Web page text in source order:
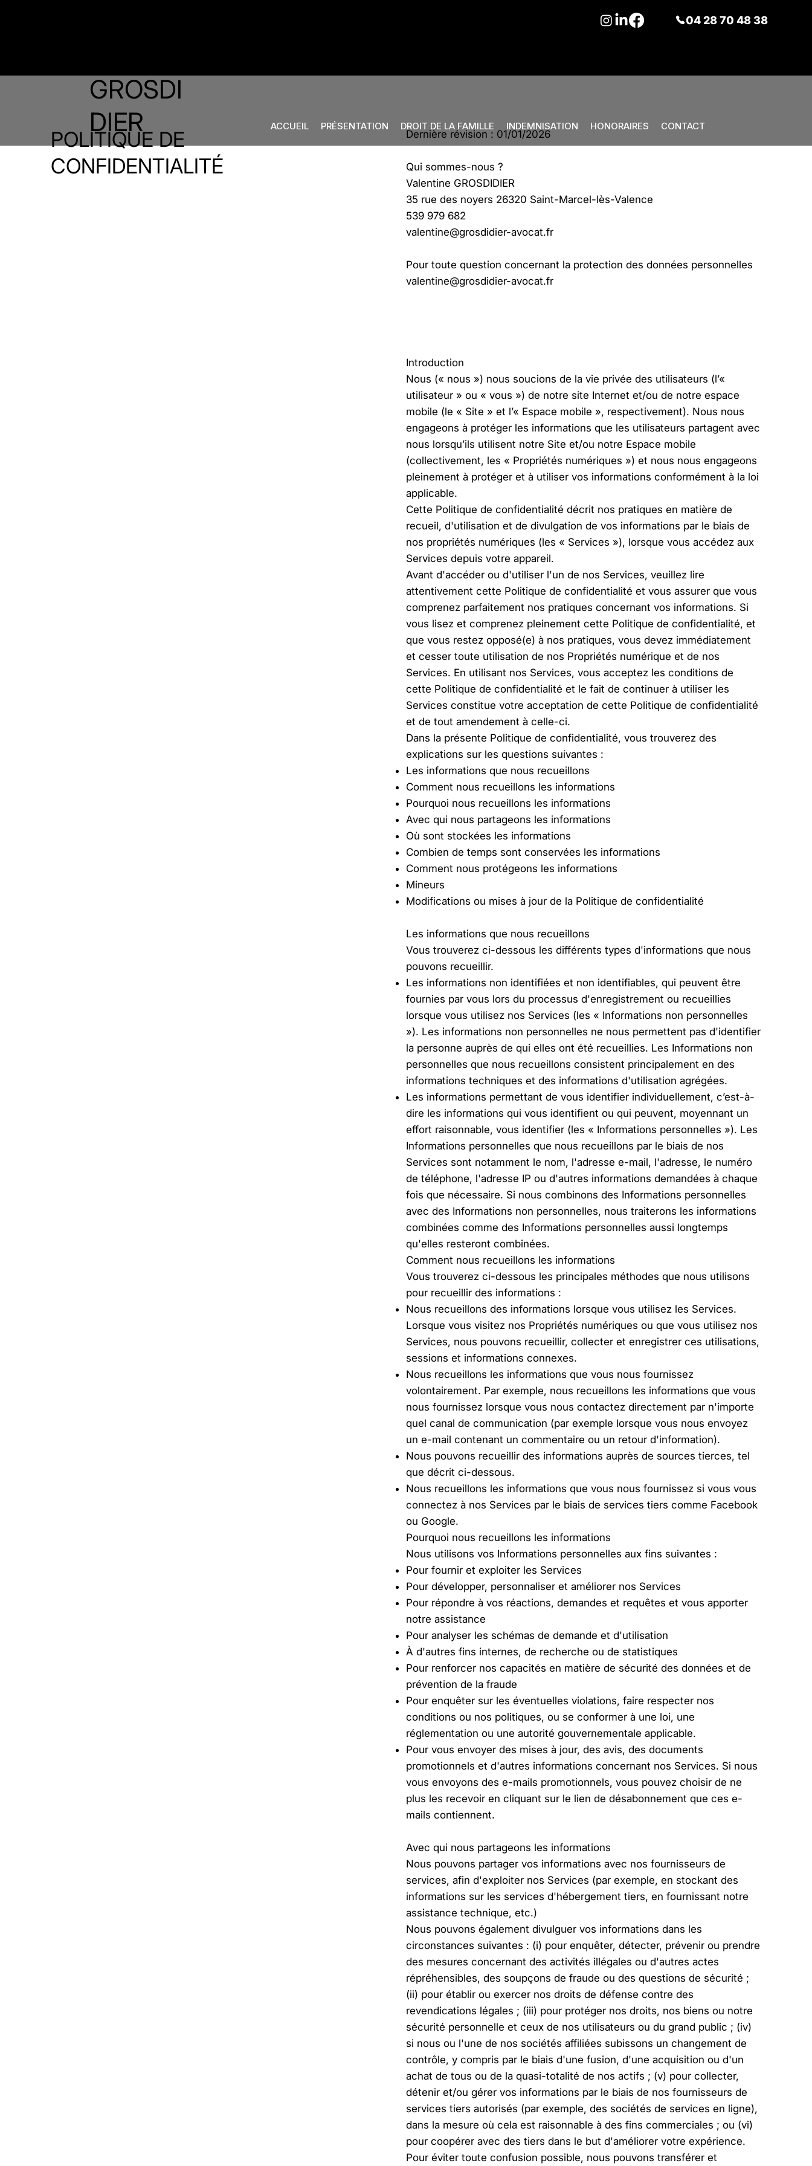
GROSDI
DIER
ACCUEIL PRÉSENTATION DROIT DE LA FAMILLE INDEMNISATION HONORAIRES CONTACT
04 28 70 48 38
POLITIQUE DE
CONFIDENTIALITÉ
Dernière révision : 01/01/2026
Qui sommes-nous ?
Valentine GROSDIDIER
35 rue des noyers 26320 Saint-Marcel-lès-Valence
539 979 682
valentine@grosdidier-avocat.fr
​Pour toute question concernant la protection des données personnelles
valentine@grosdidier-avocat.fr
Introduction
Nous (« nous ») nous soucions de la vie privée des utilisateurs (l’«
utilisateur » ou « vous ») de notre site Internet et/ou de notre espace
mobile (le « Site » et l’« Espace mobile », respectivement). Nous nous
engageons à protéger les informations que les utilisateurs partagent avec
nous lorsqu’ils utilisent notre Site et/ou notre Espace mobile
(collectivement, les « Propriétés numériques ») et nous nous engageons
pleinement à protéger et à utiliser vos informations conformément à la loi
applicable.
Cette Politique de confidentialité décrit nos pratiques en matière de
recueil, d'utilisation et de divulgation de vos informations par le biais de
nos propriétés numériques (les « Services »), lorsque vous accédez aux
Services depuis votre appareil.
Avant d'accéder ou d'utiliser l'un de nos Services, veuillez lire
attentivement cette Politique de confidentialité et vous assurer que vous
comprenez parfaitement nos pratiques concernant vos informations. Si
vous lisez et comprenez pleinement cette Politique de confidentialité, et
que vous restez opposé(e) à nos pratiques, vous devez immédiatement
et cesser toute utilisation de nos Propriétés numérique et de nos
Services. En utilisant nos Services, vous acceptez les conditions de
cette Politique de confidentialité et le fait de continuer à utiliser les
Services constitue votre acceptation de cette Politique de confidentialité
et de tout amendement à celle-ci.
Dans la présente Politique de confidentialité, vous trouverez des
explications sur les questions suivantes :
Les informations que nous recueillons
Comment nous recueillons les informations
Pourquoi nous recueillons les informations
Avec qui nous partageons les informations
Où sont stockées les informations
Combien de temps sont conservées les informations
Comment nous protégeons les informations
Mineurs
Modifications ou mises à jour de la Politique de confidentialité
Les informations que nous recueillons
Vous trouverez ci-dessous les différents types d'informations que nous
pouvons recueillir.
Les informations non identifiées et non identifiables, qui peuvent être
fournies par vous lors du processus d'enregistrement ou recueillies
lorsque vous utilisez nos Services (les « Informations non personnelles
»). Les informations non personnelles ne nous permettent pas d'identifier
la personne auprès de qui elles ont été recueillies. Les Informations non
personnelles que nous recueillons consistent principalement en des
informations techniques et des informations d'utilisation agrégées.
Les informations permettant de vous identifier individuellement, c’est-à-
dire les informations qui vous identifient ou qui peuvent, moyennant un
effort raisonnable, vous identifier (les « Informations personnelles »). Les
Informations personnelles que nous recueillons par le biais de nos
Services sont notamment le nom, l'adresse e-mail, l'adresse, le numéro
de téléphone, l'adresse IP ou d'autres informations demandées à chaque
fois que nécessaire. Si nous combinons des Informations personnelles
avec des Informations non personnelles, nous traiterons les informations
combinées comme des Informations personnelles aussi longtemps
qu'elles resteront combinées.
Comment nous recueillons les informations
Vous trouverez ci-dessous les principales méthodes que nous utilisons
pour recueillir des informations :
Nous recueillons des informations lorsque vous utilisez les Services.
Lorsque vous visitez nos Propriétés numériques ou que vous utilisez nos
Services, nous pouvons recueillir, collecter et enregistrer ces utilisations,
sessions et informations connexes.
Nous recueillons les informations que vous nous fournissez
volontairement. Par exemple, nous recueillons les informations que vous
nous fournissez lorsque vous nous contactez directement par n'importe
quel canal de communication (par exemple lorsque vous nous envoyez
un e-mail contenant un commentaire ou un retour d'information).
Nous pouvons recueillir des informations auprès de sources tierces, tel
que décrit ci-dessous.
Nous recueillons les informations que vous nous fournissez si vous vous
connectez à nos Services par le biais de services tiers comme Facebook
ou Google.
Pourquoi nous recueillons les informations
Nous utilisons vos Informations personnelles aux fins suivantes :
Pour fournir et exploiter les Services
Pour développer, personnaliser et améliorer nos Services
Pour répondre à vos réactions, demandes et requêtes et vous apporter
notre assistance
Pour analyser les schémas de demande et d'utilisation
À d'autres fins internes, de recherche ou de statistiques
Pour renforcer nos capacités en matière de sécurité des données et de
prévention de la fraude
Pour enquêter sur les éventuelles violations, faire respecter nos
conditions ou nos politiques, ou se conformer à une loi, une
réglementation ou une autorité gouvernementale applicable.
Pour vous envoyer des mises à jour, des avis, des documents
promotionnels et d'autres informations concernant nos Services. Si nous
vous envoyons des e-mails promotionnels, vous pouvez choisir de ne
plus les recevoir en cliquant sur le lien de désabonnement que ces e-
mails contiennent.
Avec qui nous partageons les informations
Nous pouvons partager vos informations avec nos fournisseurs de
services, afin d'exploiter nos Services (par exemple, en stockant des
informations sur les services d'hébergement tiers, en fournissant notre
assistance technique, etc.)
Nous pouvons également divulguer vos informations dans les
circonstances suivantes : (i) pour enquêter, détecter, prévenir ou prendre
des mesures concernant des activités illégales ou d'autres actes
répréhensibles, des soupçons de fraude ou des questions de sécurité ;
(ii) pour établir ou exercer nos droits de défense contre des
revendications légales ; (iii) pour protéger nos droits, nos biens ou notre
sécurité personnelle et ceux de nos utilisateurs ou du grand public ; (iv)
si nous ou l'une de nos sociétés affiliées subissons un changement de
contrôle, y compris par le biais d'une fusion, d'une acquisition ou d'un
achat de tous ou de la quasi-totalité de nos actifs ; (v) pour collecter,
détenir et/ou gérer vos informations par le biais de nos fournisseurs de
services tiers autorisés (par exemple, des sociétés de services en ligne),
dans la mesure où cela est raisonnable à des fins commerciales ; ou (vi)
pour coopérer avec des tiers dans le but d'améliorer votre expérience.
Pour éviter toute confusion possible, nous pouvons transférer et